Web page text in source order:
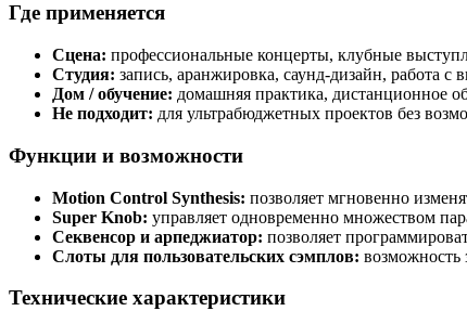
Где применяется
Сцена: профессиональные концерты, клубные
Студия: запись, аранжировка, саунд-дизайн, работа
Дом / обучение: домашняя практика, дистанционное
Не подходит: для ультрабюджетных проектов без
Функции и возможности
Motion Control Synthesis: позволяет мгновенно
Super Knob: управляет одновременно множеством
Секвенсор и арпеджиатор: позволяет
Слоты для пользовательских сэмплов: возможность
Технические характеристики